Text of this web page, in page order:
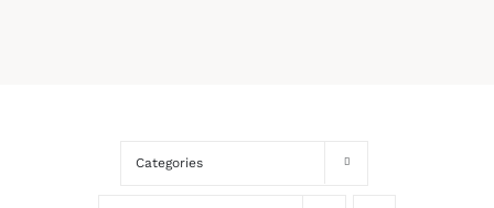
Categories